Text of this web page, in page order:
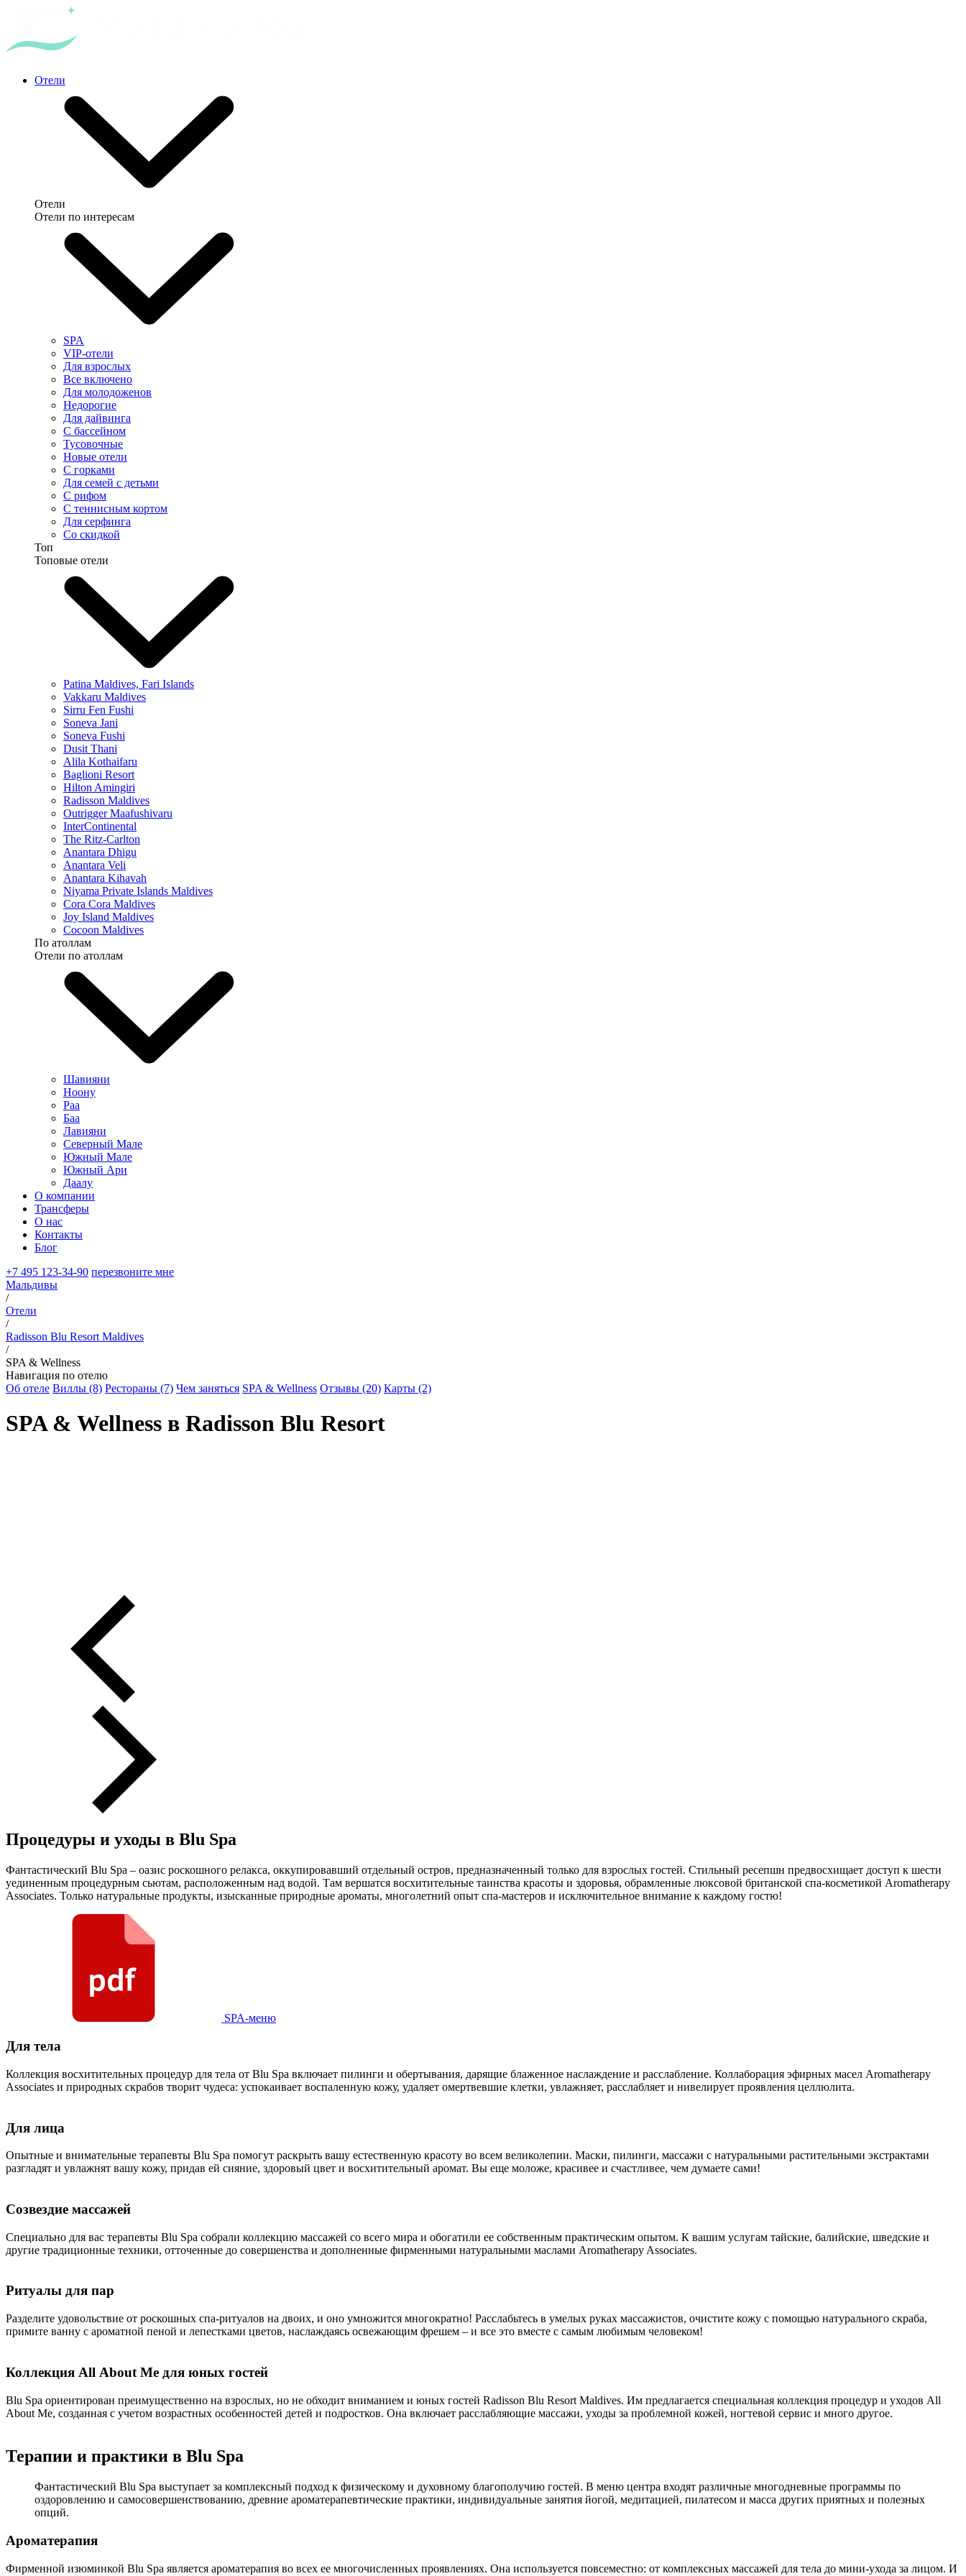
Отели
Отели
Отели по интересам
SPA
VIP-отели
Для взрослых
Все включено
Для молодоженов
Недорогие
Для дайвинга
С бассейном
Тусовочные
Новые отели
С горками
Для семей с детьми
С рифом
С теннисным кортом
Для серфинга
Со скидкой
Топ
Топовые отели
Patina Maldives, Fari Islands
Vakkaru Maldives
Sirru Fen Fushi
Soneva Jani
Soneva Fushi
Dusit Thani
Alila Kothaifaru
Baglioni Resort
Hilton Amingiri
Radisson Maldives
Outrigger Maafushivaru
InterContinental
The Ritz-Carlton
Anantara Dhigu
Anantara Veli
Anantara Kihavah
Niyama Private Islands Maldives
Cora Cora Maldives
Joy Island Maldives
Cocoon Maldives
По атоллам
Отели по атоллам
Шавияни
Ноону
Раа
Баа
Лавияни
Северный Мале
Южный Мале
Южный Ари
Даалу
О компании
Трансферы
О нас
Контакты
Блог
+7 495 123-34-90 перезвоните мне
Мальдивы
/
Отели
/
Radisson Blu Resort Maldives
/
SPA & Wellness
Навигация по отелю
Об отеле Виллы (8) Рестораны (7) Чем заняться SPA & Wellness Отзывы (20) Карты (2)
SPA & Wellness в Radisson Blu Resort
Процедуры и уходы в Blu Spa
Фантастический Blu Spa – оазис роскошного релакса, оккупировавший отдельный остров, предназначенный только для взрослых гостей. Стильный ресепшн предвосхищает доступ к шести
уединенным процедурным сьютам, расположенным над водой. Там вершатся восхитительные таинства красоты и здоровья, обрамленные люксовой британской спа-косметикой Aromatherapy
Associates. Только натуральные продукты, изысканные природные ароматы, многолетний опыт спа-мастеров и исключительное внимание к каждому гостю!
SPA-меню
Для тела
Коллекция восхитительных процедур для тела от Blu Spa включает пилинги и обертывания, дарящие блаженное наслаждение и расслабление. Коллаборация эфирных масел Aromatherapy
Associates и природных скрабов творит чудеса: успокаивает воспаленную кожу, удаляет омертвевшие клетки, увлажняет, расслабляет и нивелирует проявления целлюлита.
Для лица
Опытные и внимательные терапевты Blu Spa помогут раскрыть вашу естественную красоту во всем великолепии. Маски, пилинги, массажи с натуральными растительными экстрактами
разгладят и увлажнят вашу кожу, придав ей сияние, здоровый цвет и восхитительный аромат. Вы еще моложе, красивее и счастливее, чем думаете сами!
Созвездие массажей
Специально для вас терапевты Blu Spa собрали коллекцию массажей со всего мира и обогатили ее собственным практическим опытом. К вашим услугам тайские, балийские, шведские и
другие традиционные техники, отточенные до совершенства и дополненные фирменными натуральными маслами Aromatherapy Associates.
Ритуалы для пар
Разделите удовольствие от роскошных спа-ритуалов на двоих, и оно умножится многократно! Расслабьтесь в умелых руках массажистов, очистите кожу с помощью натурального скраба,
примите ванну с ароматной пеной и лепестками цветов, наслаждаясь освежающим фрешем – и все это вместе с самым любимым человеком!
Коллекция All About Me для юных гостей
Blu Spa ориентирован преимущественно на взрослых, но не обходит вниманием и юных гостей Radisson Blu Resort Maldives. Им предлагается специальная коллекция процедур и уходов All
About Me, созданная с учетом возрастных особенностей детей и подростков. Она включает расслабляющие массажи, уходы за проблемной кожей, ногтевой сервис и много другое.
Терапии и практики в Blu Spa
Фантастический Blu Spa выступает за комплексный подход к физическому и духовному благополучию гостей. В меню центра входят различные многодневные программы по
оздоровлению и самосовершенствованию, древние ароматерапевтические практики, индивидуальные занятия йогой, медитацией, пилатесом и масса других приятных и полезных
опций.
Ароматерапия
Фирменной изюминкой Blu Spa является ароматерапия во всех ее многочисленных проявлениях. Она используется повсеместно: от комплексных массажей для тела до мини-ухода за лицом. И